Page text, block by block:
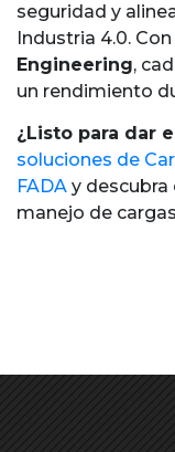
seguridad y
Industria 4.0.
Engineering,
un rendimiento
¿Listo para dar
soluciones de
FADA y
manejo de